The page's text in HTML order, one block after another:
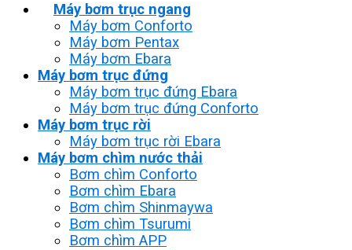
Máy bơm trục ngang
Máy bơm Conforto
Máy bơm Pentax
Máy bơm Ebara
Máy bơm trục đứng
Máy bơm trục đứng Ebara
Máy bơm trục đứng Conforto
Máy bơm trục rời
Máy bơm trục rời Ebara
Máy bơm chìm nước thải
Bơm chìm Conforto
Bơm chìm Ebara
Bơm chìm Shinmaywa
Bơm chìm Tsurumi
Bơm chìm APP